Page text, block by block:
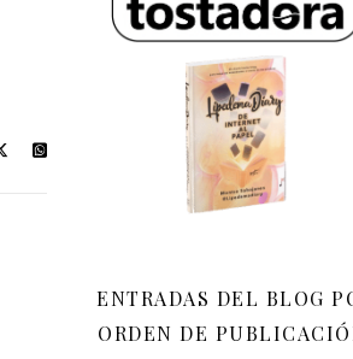
ENTRADAS DEL BLOG
ORDEN DE